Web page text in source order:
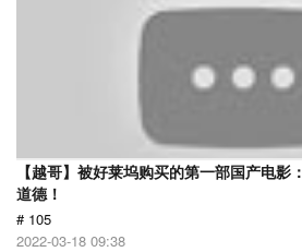
【越哥】被好莱坞购买的第一部国产电影
道德！
# 105
2022-03-18 09:38